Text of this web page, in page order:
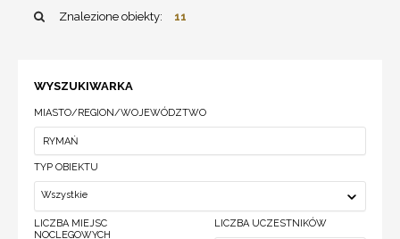
Znalezione obiekty: 11
WYSZUKIWARKA
MIASTO/REGION/WOJEWÓDZTWO
TYP OBIEKTU
Wszystkie
LICZBA MIEJSC
NOCLEGOWYCH
LICZBA UCZESTNIKÓW